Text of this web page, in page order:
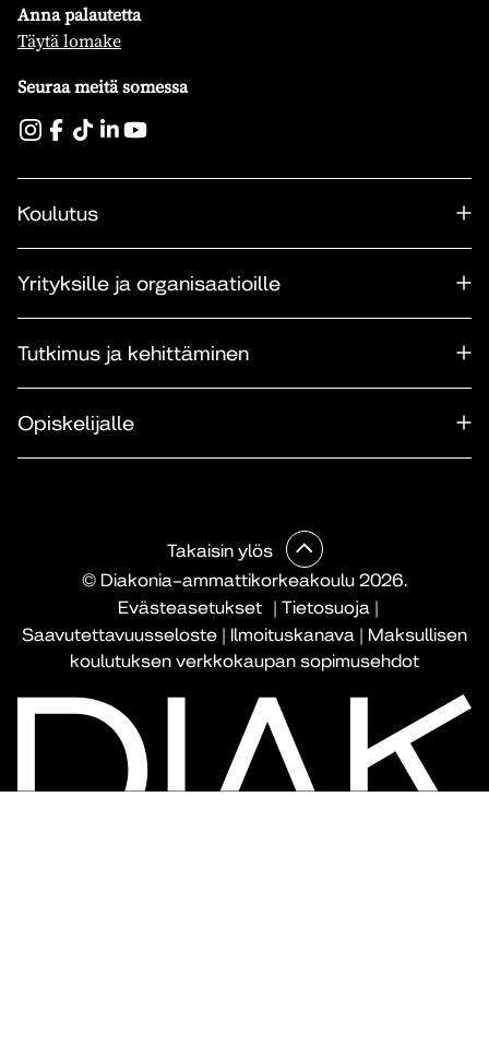
Anna palautetta
Täytä lomake
Seuraa meitä somessa
Koulutus
Yrityksille ja organisaatioille
Tutkimus ja kehittäminen
Opiskelijalle
© Diakonia–ammattikorkeakoulu 2026.
Evästeasetukset
| Tietosuoja |
Saavutettavuusseloste | Ilmoituskanava | Maksullisen
koulutuksen verkkokaupan sopimusehdot
Takaisin ylös